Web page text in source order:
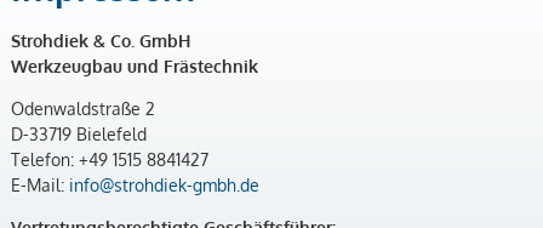
Strohdiek & Co. GmbH
Werkzeugbau und Frästechnik
Odenwaldstraße 2
D-33719 Bielefeld
Telefon: +49 1515 8841427
E-Mail: info@strohdiek-gmbh.de